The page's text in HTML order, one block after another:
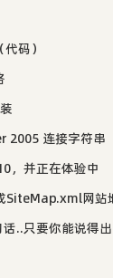
码）
2005 连接字符串
，并正在体验中
SiteMap.xml网站
..只要你能说得